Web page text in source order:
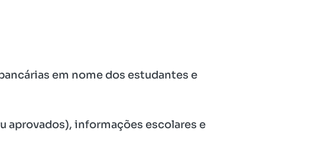
em nome dos estudantes e
aprovados), informações escolares e